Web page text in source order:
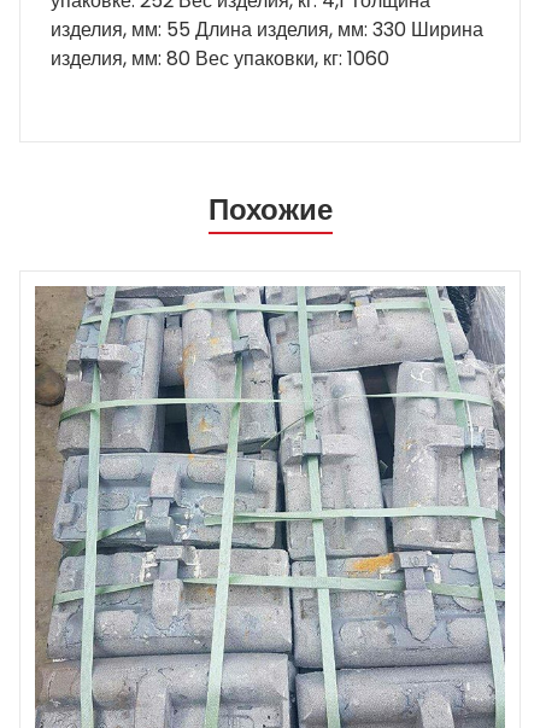
изделия, мм: 55 Длина изделия, мм: 330 Ширина
изделия, мм: 80 Вес упаковки, кг: 1060
Похожие